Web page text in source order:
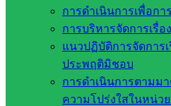
การดำเนินการเพื่อกา
การบริหารจัดการเรื่อ
แนวปฏิบัติการจัดการ
ประพฤติมิชอบ
การดำเนินการตามม
ความโปร่งใสในหน่ว
ส.ก.ส.ค
หน่วยงาน